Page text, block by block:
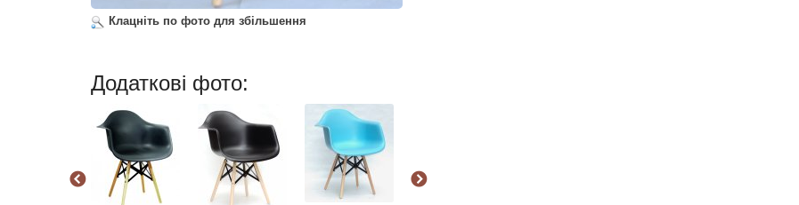
Клацніть по фото для збільшення
Додаткові фото: